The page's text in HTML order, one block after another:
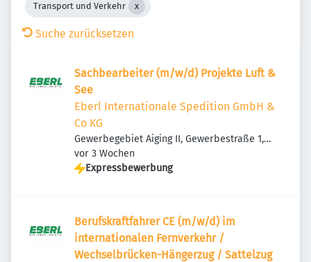
Transport und Verkehr
Suche zurücksetzen
Sachbearbeiter (m/w/d) Projekte Luft &
See
Eberl Internationale Spedition GmbH &
Co KG
Gewerbegebiet Aiging II, Gewerbestraße 1,
83365 Nußdorf, Deutschland
Veröffentlicht
vor 3 Wochen
Expressbewerbung
Berufskraftfahrer CE (m/w/d) im
internationalen Fernverkehr /
Wechselbrücken-Hängerzug / Sattelzug